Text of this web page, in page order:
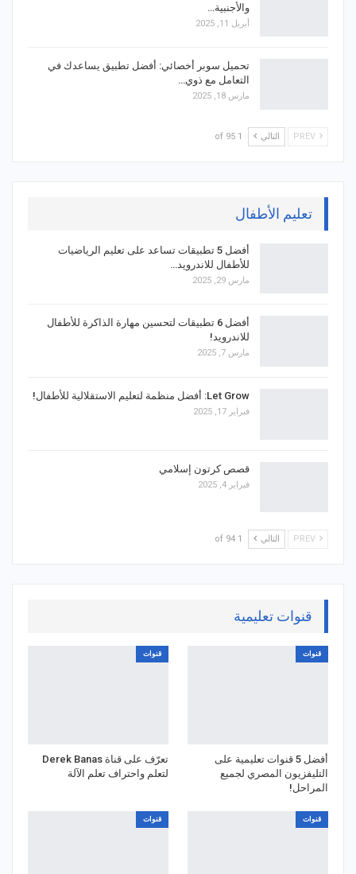
والأجنبية…
أبريل 11, 2025
تحميل سوبر أخصائي: أفضل تطبيق يساعدك في
التعامل مع ذوي…
مارس 18, 2025
التالي 1 of 95
تعليم الأطفال
أفضل 5 تطبيقات تساعد على تعليم الرياضيات
للأطفال للاندرويد…
مارس 29, 2025
أفضل 6 تطبيقات لتحسين مهارة الذاكرة للأطفال
للاندرويد!
مارس 7, 2025
Let Grow: أفضل منظمة لتعليم الاستقلالية للأطفال!
فبراير 17, 2025
قصص كرتون إسلامي
فبراير 4, 2025
التالي 1 of 94
قنوات تعليمية
قنوات
أفضل 5 قنوات تعليمية على
التليفزيون المصري لجميع
المراحل!
قنوات
تعرّف على قناة Derek Banas
لتعلم واحتراف تعلم الآلة
قنوات قنوات